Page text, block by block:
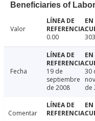
Beneficiaries of
Valor
0.00
Fecha
19 de
septiembre
de 2008
30
de
Comentar